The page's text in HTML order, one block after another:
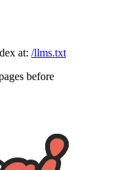
at: /llms.txt
before